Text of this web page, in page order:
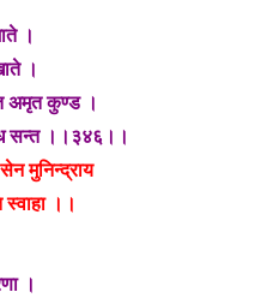
।
।
अमृत कुण्ड ।
सन्त ।।३४६।।
मुनिन्द्राय
स्वाहा ।।
।